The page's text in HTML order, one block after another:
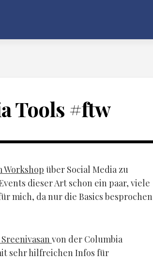
Tools #ftw
Workshop über Social Media zu
dieser Art schon ein paar, viele
mich, da nur die Basics besprochen
von der Columbia
sehr hilfreichen Infos für